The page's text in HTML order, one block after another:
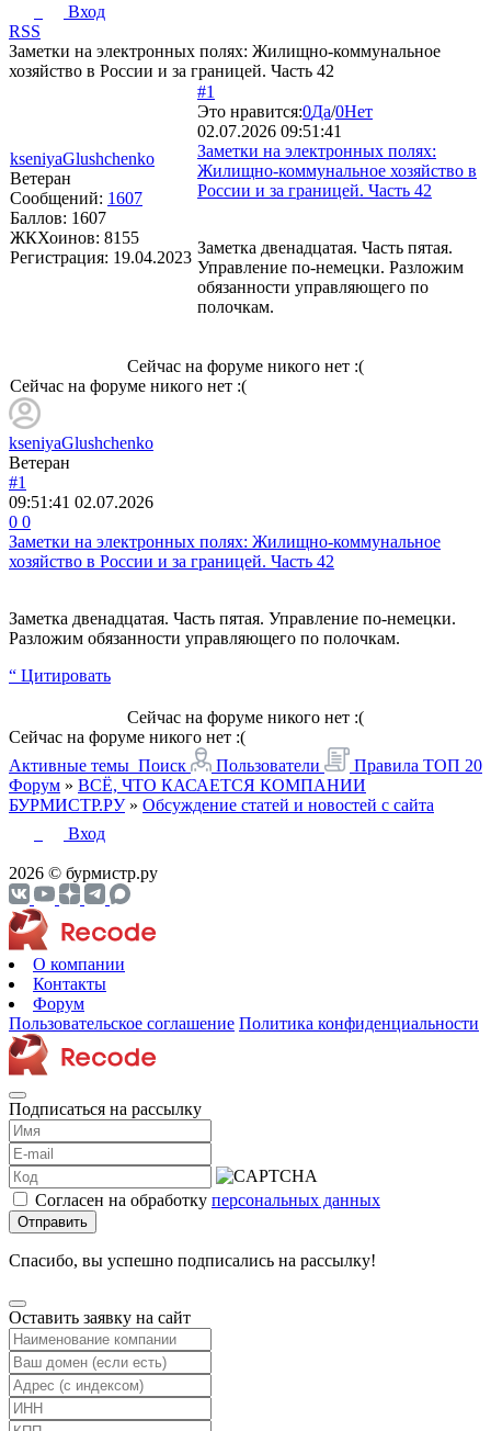
Вход
RSS
Заметки на электронных полях: Жилищно-коммунальное
хозяйство в России и за границей. Часть 42
kseniyaGlushchenko
Ветеран
Сообщений: 1607
Баллов: 1607
ЖКХоинов: 8155
Регистрация: 19.04.2023
#1
Это нравится:0Да/0Нет
02.07.2026 09:51:41
Заметки на электронных полях:
Жилищно-коммунальное хозяйство в
России и за границей. Часть 42
Заметка двенадцатая. Часть пятая.
Управление по-немецки. Разложим
обязанности управляющего по
полочкам.
Сейчас на форуме никого нет :(
Сейчас на форуме никого нет :(
kseniyaGlushchenko
Ветеран
#1
09:51:41 02.07.2026
0 0
Заметки на электронных полях: Жилищно-коммунальное
хозяйство в России и за границей. Часть 42
Заметка двенадцатая. Часть пятая. Управление по-немецки.
Разложим обязанности управляющего по полочкам.
“ Цитировать
Сейчас на форуме никого нет :(
Сейчас на форуме никого нет :(
Активные темы Поиск Пользователи Правила ТОП 20
Форум » ВСЁ, ЧТО КАСАЕТСЯ КОМПАНИИ
БУРМИСТР.РУ » Обсуждение статей и новостей с сайта
Вход
2026 © бурмистр.ру
О компании
Контакты
Форум
Пользовательское соглашение Политика конфиденциальности
Подписаться на рассылку
Согласен на обработку персональных данных
Отправить
Спасибо, вы успешно подписались на рассылку!
Оставить заявку на сайт